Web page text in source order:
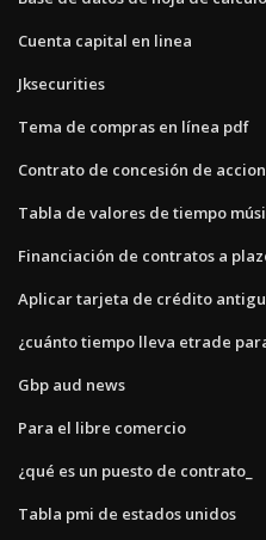
Cuenta capital en linea
Jksecurities
Tema de compras en línea pdf
Contrato de concesión de
Tabla de valores de tiempo
Financiación de contratos a
Aplicar tarjeta de crédito
¿cuánto tiempo lleva etrade
Gbp aud news
Para el libre comercio
¿qué es un puesto de contrato_
Tabla pmi de estados unidos